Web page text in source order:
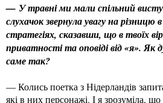
— У травні ми мали спільний
слухачок звернула увагу на
стратегіях, сказавши, що в твоїх
приватності та оповіді від «я».
саме так?
— Колись поетка з Нідерландів
які в них персонажі. І я зрозуміла,